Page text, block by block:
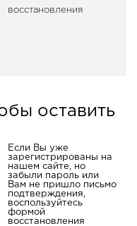
восстановления
оставить
Если Вы уже
зарегистрированы на
нашем сайте, но
забыли пароль или
Вам не пришло письмо
подтверждения,
воспользуйтесь
формой
восстановления